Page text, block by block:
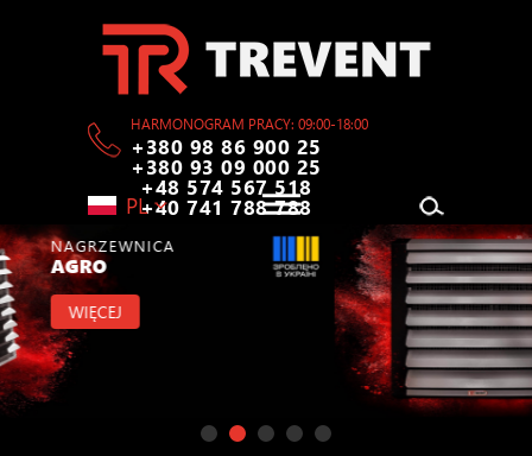
HARMONOGRAM PRACY: 09:00-18:00
+380 98 86 900 25
+380 93 09 000 25
+48 574 567 518
+40 741 788 788
PL
NAGRZEWNICA
ELEKTRYCZNA